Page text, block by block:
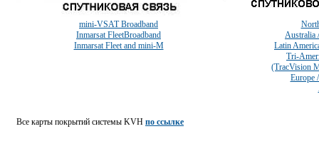
mini-VSAT Broadband
Inmarsat FleetBroadband
Inmarsat Fleet and mini-M
Australia
Latin
Tri-
(TracVision
Europe
Все карты покрытий системы KVH по ссылке